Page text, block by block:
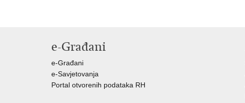
e-Građani
e-Građani
e-Savjetovanja
Portal otvorenih podataka RH